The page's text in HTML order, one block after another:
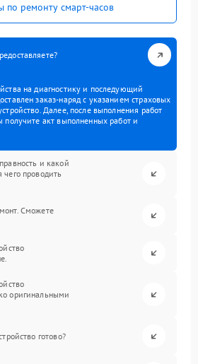
по ремонту смарт-часов
на диагностику и последующий
заказ-наряд с указанием страховых
Далее, после выполнения работ
получите акт выполненных работ и
и какой
проводить
Сможете
оригинальными
готово?